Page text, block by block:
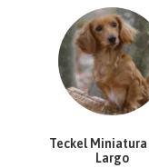
Teckel Miniatura
Largo